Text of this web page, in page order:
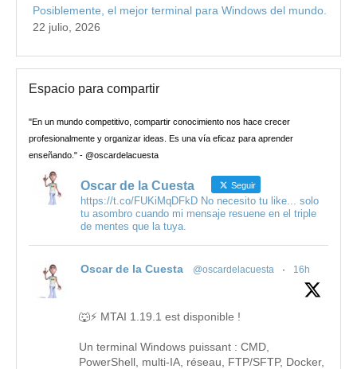
Posiblemente, el mejor terminal para Windows del mundo.
22 julio, 2026
Espacio para compartir
"En un mundo competitivo, compartir conocimiento nos hace crecer
profesionalmente y organizar ideas. Es una vía eficaz para aprender
enseñando." - @oscardelacuesta
Oscar de la Cuesta Seguir
https://t.co/FUKiMqDFkD No necesito tu like... solo
tu asombro cuando mi mensaje resuene en el triple
de mentes que la tuya.
Oscar de la Cuesta @oscardelacuesta · 16h
🐺⚡ MTAI 1.19.1 est disponible !
Un terminal Windows puissant : CMD,
PowerShell, multi-IA, réseau, FTP/SFTP, Docker,